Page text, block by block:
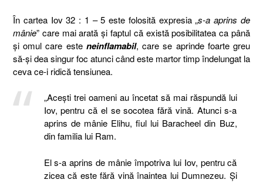
În cartea Iov 32 : 1 – 5 este folosită expresia „s-a aprins de
mânie” care mai arată și faptul că există posibilitatea ca până
și omul care este neinflamabil, care se aprinde foarte greu
să-și dea singur foc atunci când este martor timp îndelungat la
ceva ce-i ridică tensiunea.
„Aceşti trei oameni au încetat să mai răspundă lui
Iov, pentru că el se socotea fără vină. Atunci s-a
aprins de mânie Elihu, fiul lui Baracheel din Buz,
din familia lui Ram.
El s-a aprins de mânie împotriva lui Iov, pentru că
zicea că este fără vină înaintea lui Dumnezeu. Şi